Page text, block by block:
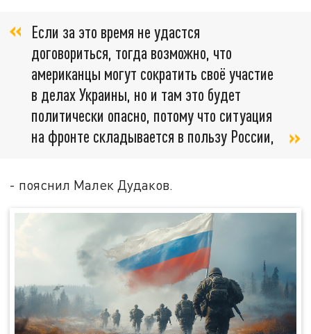
Если за это время не удастся
договориться, тогда возможно, что
американцы могут сократить своё участие
в делах Украины, но и там это будет
политически опасно, потому что ситуация
на фронте складывается в пользу России,
- пояснил Малек Дудаков.